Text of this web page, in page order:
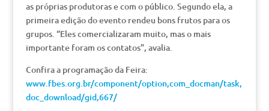
as próprias produtoras e com o público. Segundo ela, a
primeira edição do evento rendeu bons frutos para os
grupos. “Eles comercializaram muito, mas o mais
importante foram os contatos”, avalia.
Confira a programação da Feira:
www.fbes.org.br/component/option,com_docman/task,
doc_download/gid,667/